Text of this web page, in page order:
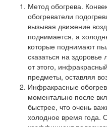
Метод обогрева.
обогреватели
вызывая движение
поднимается, а
которые поднимают
сказаться на
от этого,
предметы, оставляя
Инфракрасные
моментально после
быстрее, что очень
холодное время года.